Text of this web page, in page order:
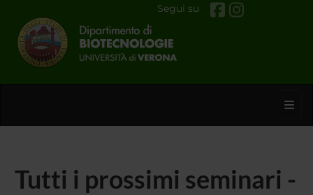
Segui su
Tutti i prossimi seminari -